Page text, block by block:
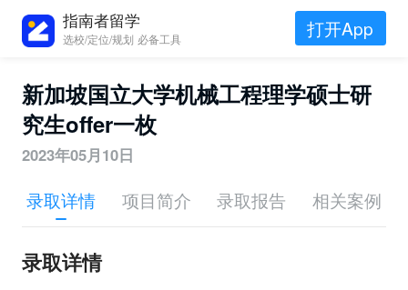
指南者留学
选校/定位/规划 必备工具 打开App
新加坡国立大学机械工程理学硕士研
究生offer一枚
2023年05月10日
录取详情 项目简介 录取报告 相关案例
录取详情